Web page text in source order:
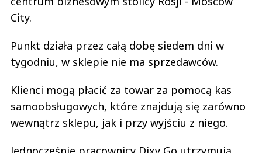
City.
Punkt działa przez całą dobę siedem dni w
tygodniu, w sklepie nie ma sprzedawców.
Klienci mogą płacić za towar za pomocą kas
samoobsługowych, które znajdują się zarówno
wewnątrz sklepu, jak i przy wyjściu z niego.